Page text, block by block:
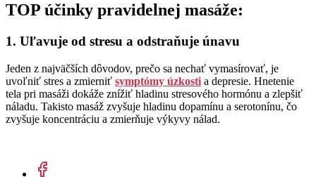
TOP účinky pravidelnej masáže:
1. Uľavuje od stresu a odstraňuje únavu
Jeden z najväčších dôvodov, prečo sa nechať vymasírovať, je
uvoľniť stres a zmierniť symptómy úzkosti a depresie. Hnetenie
tela pri masáži dokáže znížiť hladinu stresového hormónu a zlepšiť
náladu. Takisto masáž zvyšuje hladinu dopamínu a serotonínu, čo
zvyšuje koncentráciu a zmierňuje výkyvy nálad.